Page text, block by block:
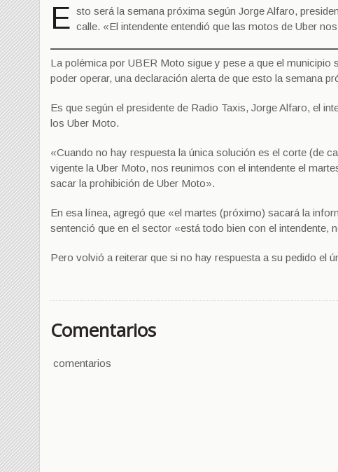
E sto será la semana próxima según Jorge Alfaro,
calle. «El intendente entendió que las motos de Uber
La polémica por UBER Moto sigue y pese a que el
poder operar, una declaración alerta de que esto la semana
Es que según el presidente de Radio Taxis, Jorge Alfaro, el
los Uber Moto.
«Cuando no hay respuesta la única solución es el corte (de
vigente la Uber Moto, nos reunimos con el intendente el
sacar la prohibición de Uber Moto».
En esa línea, agregó que «el martes (próximo) sacará la
sentenció que en el sector «está todo bien con el intendente,
Pero volvió a reiterar que si no hay respuesta a su pedido el
Comentarios
comentarios